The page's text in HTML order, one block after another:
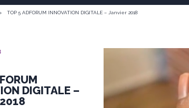
TOP 5 ADFORUM INNOVATION DIGITALE – Janvier 2018
DIGITALE –